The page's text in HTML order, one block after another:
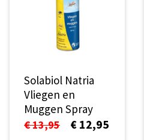
Solabiol Natria
Vliegen en
Muggen Spray
€ 13,95 € 12,95